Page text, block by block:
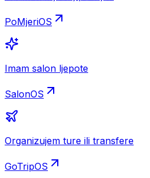
PoMjeriOS
Imam salon ljepote
SalonOS
Organizujem ture ili transfere
GoTripOS